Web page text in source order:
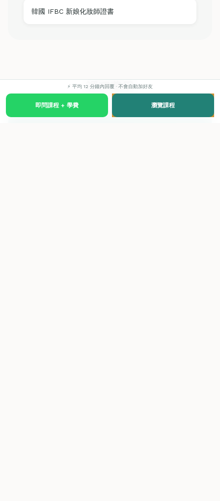
韓國 IFBC 新娘化妝師證書
課程費用
⚡ 平均 12 分鐘內回覆 · 不會自動加好友
即問課程 + 學費 瀏覽課程